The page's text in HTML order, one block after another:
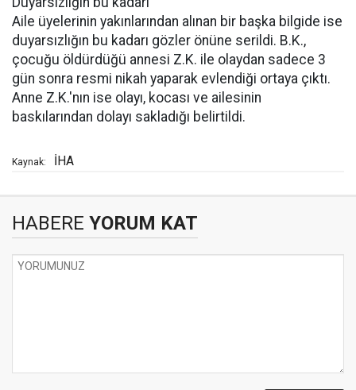
Aile üyelerinin yakınlarından alınan bir başka bilgide ise
duyarsızlığın bu kadarı gözler önüne serildi. B.K.,
çocuğu öldürdüğü annesi Z.K. ile olaydan sadece 3
gün sonra resmi nikah yaparak evlendiği ortaya çıktı.
Anne Z.K.'nın ise olayı, kocası ve ailesinin
baskılarından dolayı sakladığı belirtildi.
Kaynak: İHA
HABERE YORUM KAT